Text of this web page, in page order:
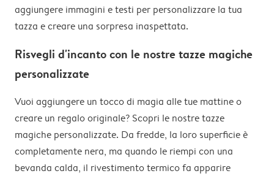
carrello
aggiungere immagini e testi per personalizzare la tua
tazza e creare una sorpresa inaspettata.
Risvegli d'incanto con le nostre tazze magiche
personalizzate
Vuoi aggiungere un tocco di magia alle tue mattine o
creare un regalo originale? Scopri le nostre tazze
magiche personalizzate. Da fredde, la loro superficie è
completamente nera, ma quando le riempi con una
bevanda calda, il rivestimento termico fa apparire